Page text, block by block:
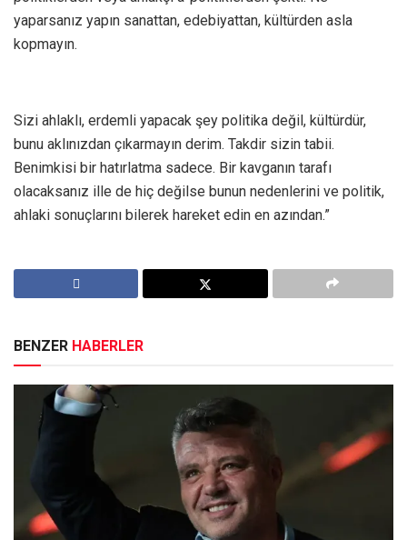
yaparsanız yapın sanattan, edebiyattan, kültürden asla
kopmayın.
Sizi ahlaklı, erdemli yapacak şey politika değil, kültürdür,
bunu aklınızdan çıkarmayın derim. Takdir sizin tabii.
Benimkisi bir hatırlatma sadece. Bir kavganın tarafı
olacaksanız ille de hiç değilse bunun nedenlerini ve politik,
ahlaki sonuçlarını bilerek hareket edin en azından.”
BENZER HABERLER